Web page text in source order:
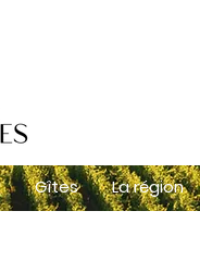
Gîtes La région